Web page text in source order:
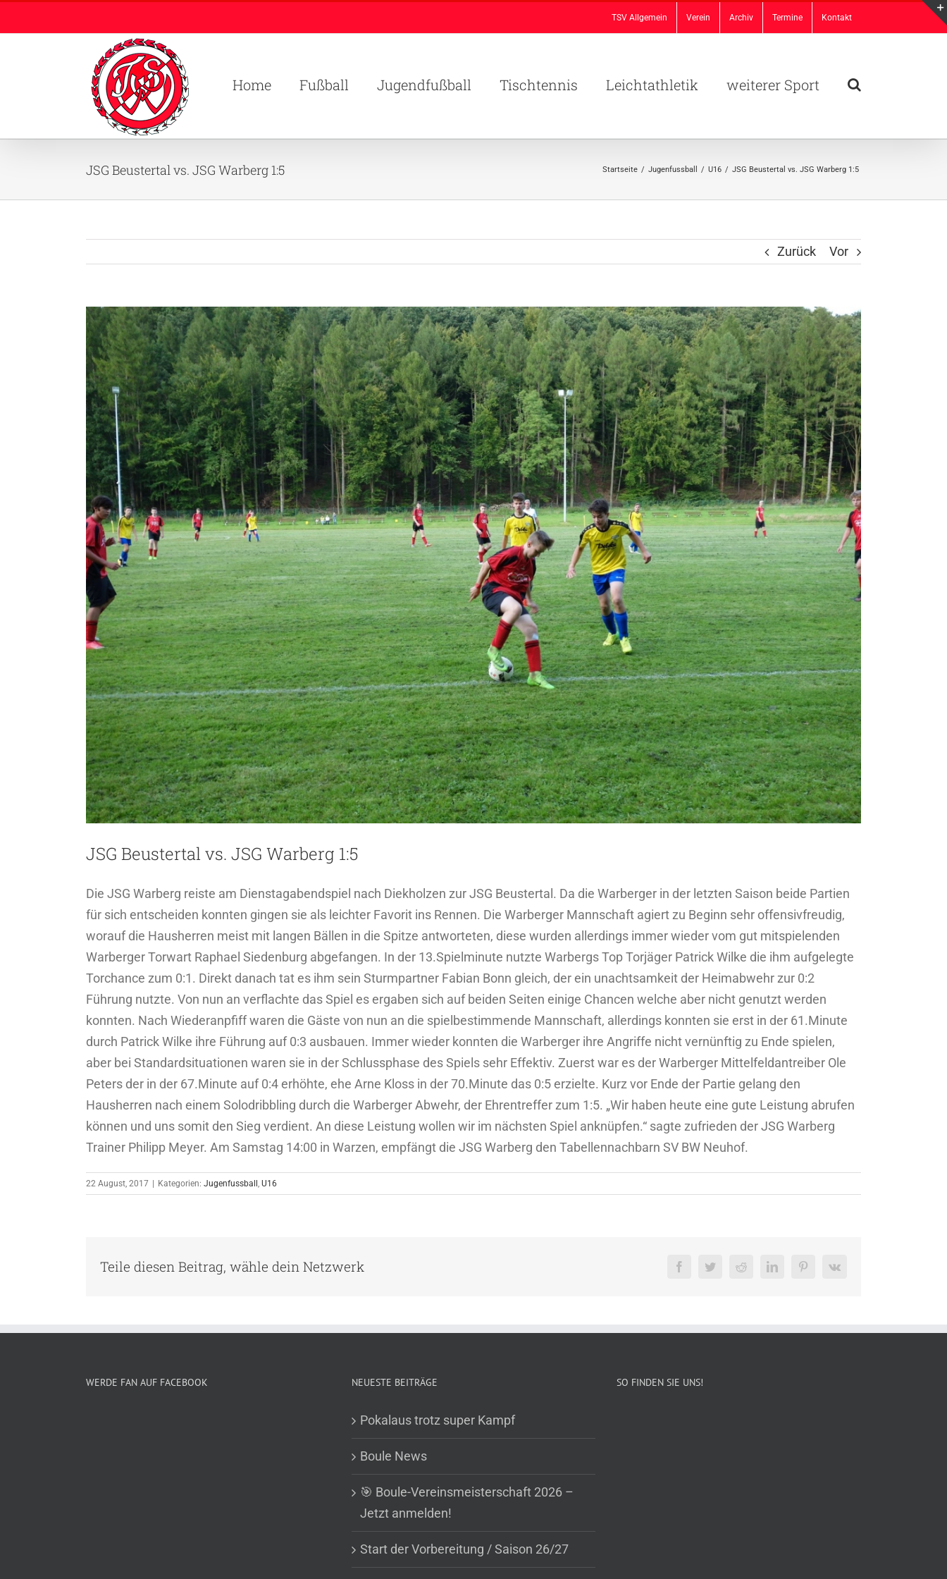
Inhalt
TSV Allgemein Verein Archiv Termine Kontakt
Home Fußball Jugendfußball Tischtennis Leichtathletik weiterer Sport
JSG Beustertal vs. JSG Warberg 1:5 Startseite / Jugenfussball / U16 / JSG Beustertal vs. JSG Warberg 1:5
Zurück Vor
Zeige
grösseres
Bild
JSG Beustertal vs. JSG Warberg 1:5
Die JSG Warberg reiste am Dienstagabendspiel nach Diekholzen zur JSG Beustertal. Da die Warberger in der letzten Saison beide Partien
für sich entscheiden konnten gingen sie als leichter Favorit ins Rennen. Die Warberger Mannschaft agiert zu Beginn sehr offensivfreudig,
worauf die Hausherren meist mit langen Bällen in die Spitze antworteten, diese wurden allerdings immer wieder vom gut mitspielenden
Warberger Torwart Raphael Siedenburg abgefangen. In der 13.Spielminute nutzte Warbergs Top Torjäger Patrick Wilke die ihm aufgelegte
Torchance zum 0:1. Direkt danach tat es ihm sein Sturmpartner Fabian Bonn gleich, der ein unachtsamkeit der Heimabwehr zur 0:2
Führung nutzte. Von nun an verflachte das Spiel es ergaben sich auf beiden Seiten einige Chancen welche aber nicht genutzt werden
konnten. Nach Wiederanpfiff waren die Gäste von nun an die spielbestimmende Mannschaft, allerdings konnten sie erst in der 61.Minute
durch Patrick Wilke ihre Führung auf 0:3 ausbauen. Immer wieder konnten die Warberger ihre Angriffe nicht vernünftig zu Ende spielen,
aber bei Standardsituationen waren sie in der Schlussphase des Spiels sehr Effektiv. Zuerst war es der Warberger Mittelfeldantreiber Ole
Peters der in der 67.Minute auf 0:4 erhöhte, ehe Arne Kloss in der 70.Minute das 0:5 erzielte. Kurz vor Ende der Partie gelang den
Hausherren nach einem Solodribbling durch die Warberger Abwehr, der Ehrentreffer zum 1:5. „Wir haben heute eine gute Leistung abrufen
können und uns somit den Sieg verdient. An diese Leistung wollen wir im nächsten Spiel anknüpfen.“ sagte zufrieden der JSG Warberg
Trainer Philipp Meyer. Am Samstag 14:00 in Warzen, empfängt die JSG Warberg den Tabellennachbarn SV BW Neuhof.
22 August, 2017 Kategorien: Jugenfussball , U16
Teile diesen Beitrag, wähle dein Netzwerk FacebookTwitterRedditLinkedInPinterestVk
WERDE FAN AUF FACEBOOK NEUESTE BEITRÄGE
Pokalaus trotz super Kampf
Boule News
🎯 Boule-Vereinsmeisterschaft 2026 –
Jetzt anmelden!
Start der Vorbereitung / Saison 26/27
SO FINDEN SIE UNS!